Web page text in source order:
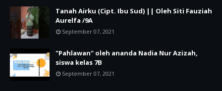
Tanah Airku (Cipt. Ibu Sud) || Oleh Siti Fauziah
Aurelfa /9A
September 07, 2021
"Pahlawan" oleh ananda Nadia Nur Azizah,
siswa kelas 7B
September 07, 2021